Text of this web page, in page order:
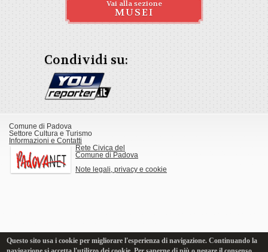
Vai alla sezione
MUSEI
Condividi su:
Comune di Padova
Settore Cultura e Turismo
Informazioni e Contatti
Rete Civica del
Comune di Padova
Note legali, privacy e cookie
Questo sito usa i cookie per migliorare l'esperienza di navigazione. Continuando la